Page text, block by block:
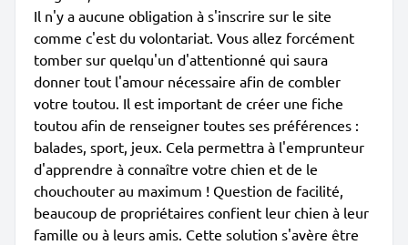
Il n'y a aucune obligation à s'inscrire sur le site
comme c'est du volontariat. Vous allez forcément
tomber sur quelqu'un d'attentionné qui saura
donner tout l'amour nécessaire afin de combler
votre toutou. Il est important de créer une fiche
toutou afin de renseigner toutes ses préférences :
balades, sport, jeux. Cela permettra à l'emprunteur
d'apprendre à connaître votre chien et de le
chouchouter au maximum ! Question de facilité,
beaucoup de propriétaires confient leur chien à leur
famille ou à leurs amis. Cette solution s'avère être